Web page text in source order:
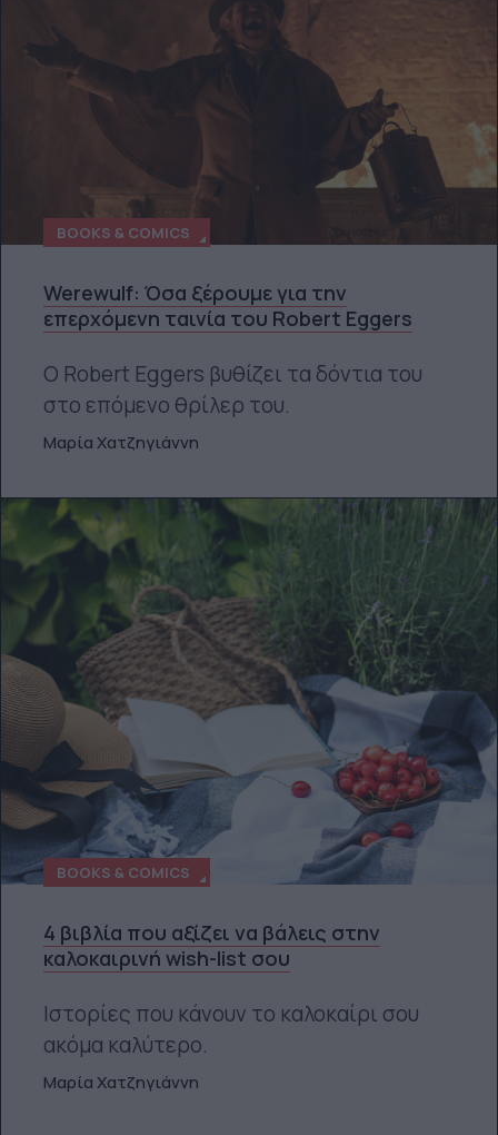
BOOKS & COMICS
Werewulf: Όσα ξέρουμε για την
επερχόμενη ταινία του Robert Eggers
Ο Robert Eggers βυθίζει τα δόντια του
στο επόμενο θρίλερ του.
Μαρία Χατζηγιάννη
BOOKS & COMICS
4 βιβλία που αξίζει να βάλεις στην
καλοκαιρινή wish-list σου
Ιστορίες που κάνουν το καλοκαίρι σου
ακόμα καλύτερο.
Μαρία Χατζηγιάννη